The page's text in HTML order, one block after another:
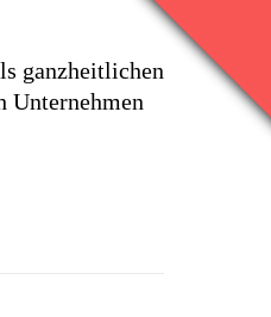
ganzheitlichen
Unternehmen